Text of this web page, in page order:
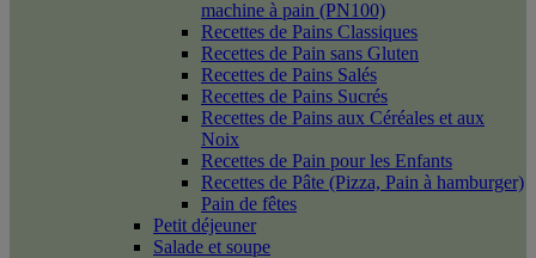
machine à pain (PN100)
Recettes de Pains Classiques
Recettes de Pain sans Gluten
Recettes de Pains Salés
Recettes de Pains Sucrés
Recettes de Pains aux Céréales et aux
Noix
Recettes de Pain pour les Enfants
Recettes de Pâte (Pizza, Pain à hamburger)
Pain de fêtes
Petit déjeuner
Salade et soupe